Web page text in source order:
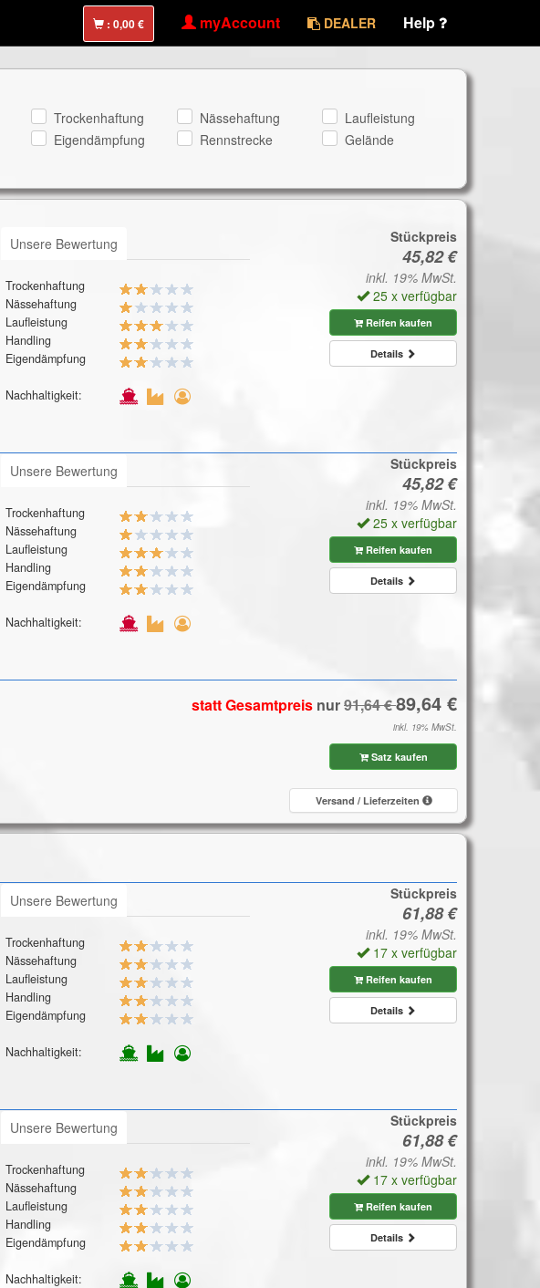
: myAccount DEALER Help
Trockenhaftung Nässehaftung
Laufleistung
Eigendämpfung Rennstrecke
Gelände
Unsere Bewertung
Trockenhaftung
Nässehaftung
Laufleistung
Handling
Eigendämpfung
Nachhaltigkeit:
Stückpreis
inkl. 19% MwSt.
25 x verfügbar
Reifen kaufen
Details
Unsere Bewertung
Trockenhaftung
Nässehaftung
Laufleistung
Handling
Eigendämpfung
Nachhaltigkeit:
Stückpreis
inkl. 19% MwSt.
25 x verfügbar
Reifen kaufen
Details
statt Gesamtpreis nur
inkl. 19% MwSt.
Satz kaufen
Versand / Lieferzeiten
Unsere Bewertung
Trockenhaftung
Nässehaftung
Laufleistung
Handling
Eigendämpfung
Nachhaltigkeit:
Stückpreis
inkl. 19% MwSt.
17 x verfügbar
Reifen kaufen
Details
Unsere Bewertung
Trockenhaftung
Nässehaftung
Laufleistung
Handling
Eigendämpfung
Nachhaltigkeit:
Stückpreis
inkl. 19% MwSt.
17 x verfügbar
Reifen kaufen
Details